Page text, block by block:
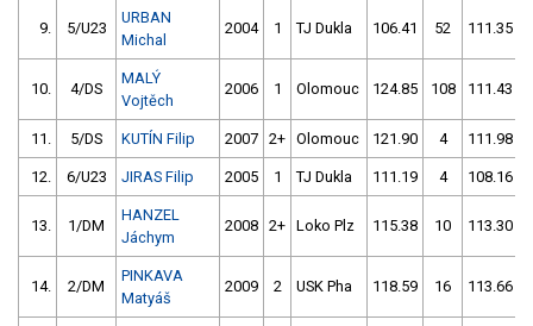
9. 5/U23
URBAN
Michal
2004 1 TJ Dukla 106.41 52 111.35
10. 4/DS
MALÝ
Vojtěch
2006 1 Olomouc 124.85 108 111.43
11. 5/DS KUTÍN Filip 2007 2+ Olomouc 121.90 4 111.98
12. 6/U23 JIRAS Filip 2005 1 TJ Dukla 111.19 4 108.16
13. 1/DM
HANZEL
Jáchym
2008 2+ Loko Plz 115.38 10 113.30
14. 2/DM
PINKAVA
Matyáš
2009 2 USK Pha 118.59 16 113.66